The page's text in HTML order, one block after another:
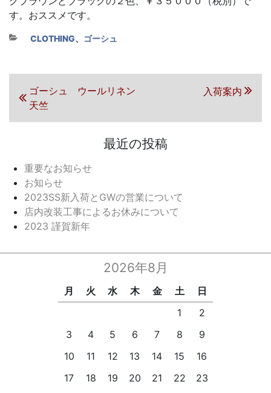
す。おススメです。
カテゴリー
CLOTHING、 ゴーシュ
投稿ナビゲーション
前の投稿
ゴーシュ ウールリネン
天竺
入荷案内
最近の投稿
重要なお知らせ
お知らせ
2023SS新入荷とGWの営業について
店内改装工事によるお休みについて
2023 謹賀新年
2026年8月
月 火 水 木 金 土
日
1
2
3
4 5 6 7 8
9
10
11 12 13 14 15
16
17
18 19 20 21 22
23